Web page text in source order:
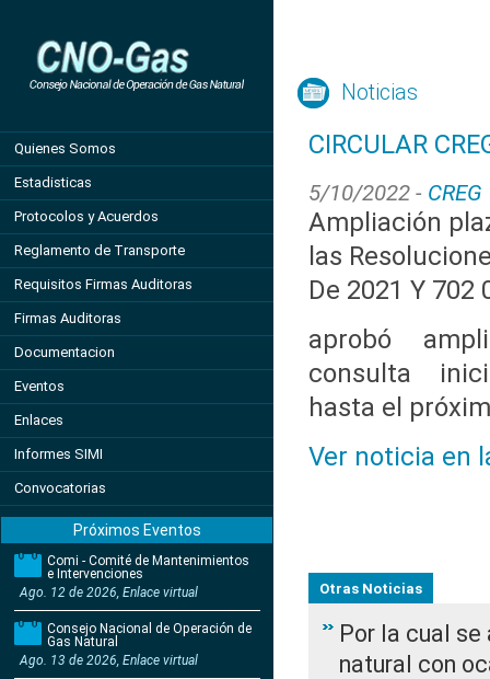
Quienes Somos
Estadisticas
Protocolos y Acuerdos
Reglamento de Transporte
Requisitos Firmas Auditoras
Firmas Auditoras
Documentacion
Eventos
Enlaces
Informes SIMI
Convocatorias
Próximos Eventos
Comi - Comité de Mantenimientos
e Intervenciones
Ago. 12 de 2026, Enlace virtual
Consejo Nacional de Operación de
Gas Natural
Ago. 13 de 2026, Enlace virtual
Noticias
CIRCULAR
5/10/2022 - CREG
Ampliación
las
De 2021 Y 702
aprobó
consulta
hasta el
Ver noticia en
Otras Noticias
Por la cual
natural con